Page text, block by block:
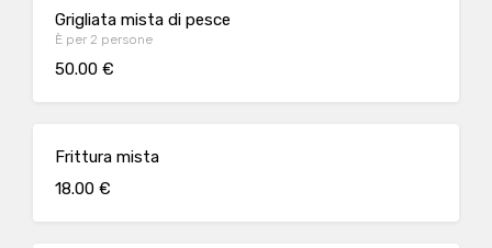
Grigliata mista di pesce
È per 2 persone
50.00 €
Frittura mista
18.00 €